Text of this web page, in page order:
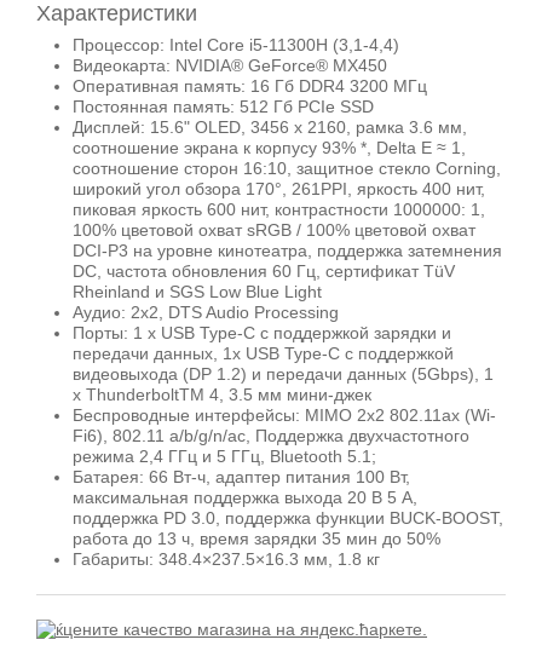
Характеристики
Процессор: Intel Core i5-11300H (3,1-4,4)
Видеокарта: NVIDIA® GeForce® MX450
Оперативная память: 16 Гб DDR4 3200 МГц
Постоянная память: 512 Гб PCIe SSD
Дисплей: 15.6" OLED, 3456 x 2160, рамка 3.6 мм,
соотношение экрана к корпусу 93% *, Delta E ≈ 1,
соотношение сторон 16:10, защитное стекло Corning,
широкий угол обзора 170°, 261PPI, яркость 400 нит,
пиковая яркость 600 нит, контрастности 1000000: 1,
100% цветовой охват sRGB / 100% цветовой охват
DCI-P3 на уровне кинотеатра, поддержка затемнения
DC, частота обновления 60 Гц, сертификат TüV
Rheinland и SGS Low Blue Light
Аудио: 2х2, DTS Audio Processing
Порты: 1 х USB Type-C с поддержкой зарядки и
передачи данных, 1х USB Type-C с поддержкой
видеовыхода (DP 1.2) и передачи данных (5Gbps), 1
х ThunderboltTM 4, 3.5 мм мини-джек
Беспроводные интерфейсы: MIMO 2х2 802.11ax (Wi-
Fi6), 802.11 a/b/g/n/ac, Поддержка двухчастотного
режима 2,4 ГГц и 5 ГГц, Bluetooth 5.1;
Батарея: 66 Вт-ч, адаптер питания 100 Вт,
максимальная поддержка выхода 20 В 5 А,
поддержка PD 3.0, поддержка функции BUCK-BOOST,
работа до 13 ч, время зарядки 35 мин до 50%
Габариты: 348.4×237.5×16.3 мм, 1.8 кг